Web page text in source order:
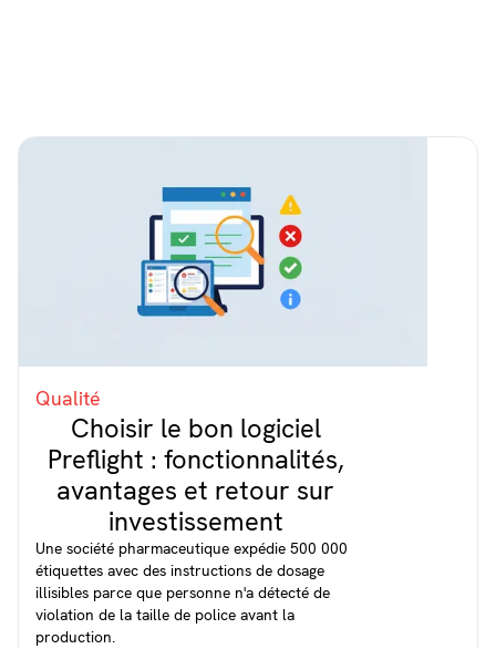
Qualité
Choisir le bon logiciel
Preflight : fonctionnalités,
avantages et retour sur
investissement
Une société pharmaceutique expédie 500 000
étiquettes avec des instructions de dosage
illisibles parce que personne n'a détecté de
violation de la taille de police avant la
production.